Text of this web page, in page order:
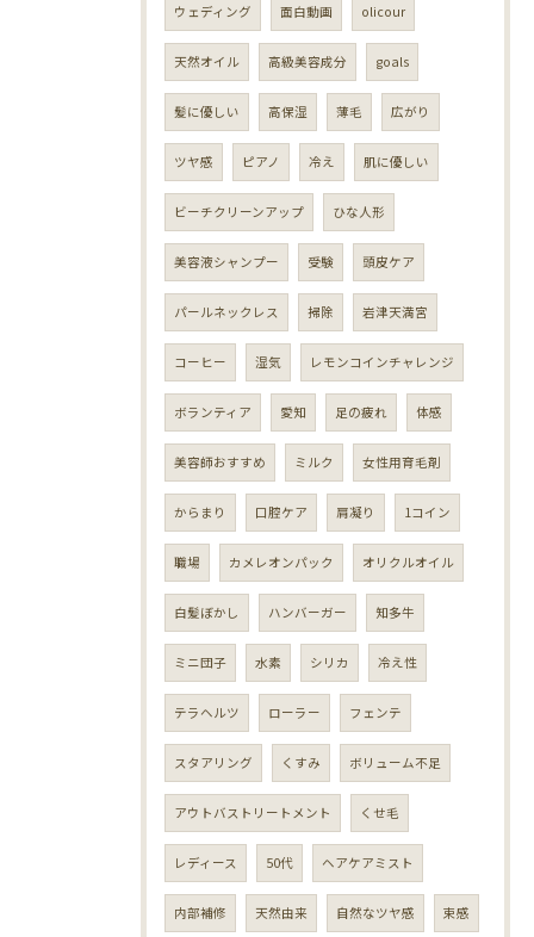
ウェディング 面白動画 olicour
天然オイル 高級美容成分 goals
髪に優しい 高保湿 薄毛 広がり
ツヤ感 ピアノ 冷え 肌に優しい
ビーチクリーンアップ ひな人形
美容液シャンプー 受験 頭皮ケア
パールネックレス 掃除 岩津天満宮
コーヒー 湿気 レモンコインチャレンジ
ボランティア 愛知 足の疲れ 体感
美容師おすすめ ミルク 女性用育毛剤
からまり 口腔ケア 肩凝り 1コイン
職場 カメレオンパック オリクルオイル
白髪ぼかし ハンバーガー 知多牛
ミニ団子 水素 シリカ 冷え性
テラヘルツ ローラー フェンテ
スタアリング くすみ ボリューム不足
アウトバストリートメント くせ毛
レディース 50代 ヘアケアミスト
内部補修 天然由来 自然なツヤ感 束感